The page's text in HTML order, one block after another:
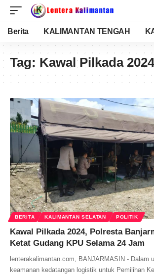
Berita KALIMANTAN TENGAH
Tag: Kawal Pilkada 2024
BERITA KALIMANTAN SELATAN POLITIK
Kawal Pilkada 2024, Polresta
Ketat Gudang KPU Selama 24 Jam
lenterakalimantan.com, BANJARMASIN - Dalam
keamanan kedatangan logistik untuk Pemilihan